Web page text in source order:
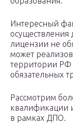
Интересный
лицензии не
может
территории РФ
обязательных
Рассмотрим
квалификации
в рамках ДПО.